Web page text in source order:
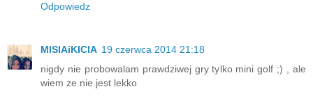
Odpowiedz
MISIAiKICIA 19 czerwca 2014 21:18
nigdy nie probowalam prawdziwej gry tylko mini golf ;) , ale
wiem ze nie jest lekko